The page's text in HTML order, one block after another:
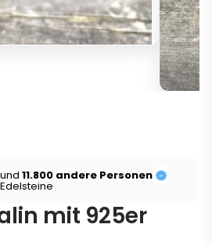
und11.800 andere Personen
mit 925er